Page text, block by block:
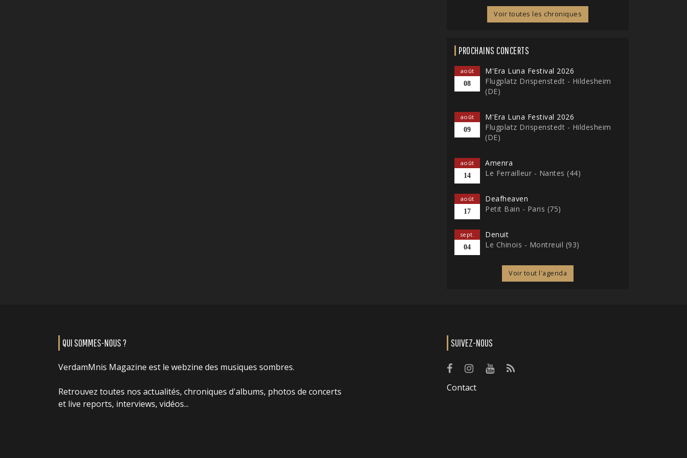
Voir toutes les chroniques
PROCHAINS CONCERTS
août
08
M'Era Luna Festival 2026
Flugplatz Drispenstedt - Hildesheim
(DE)
août
09
M'Era Luna Festival 2026
Flugplatz Drispenstedt - Hildesheim
(DE)
août
14
Amenra
Le Ferrailleur - Nantes (44)
août
17
Deafheaven
Petit Bain - Paris (75)
sept.
04
Denuit
Le Chinois - Montreuil (93)
Voir tout l'agenda
QUI SOMMES-NOUS ?
VerdamMnis Magazine est le webzine des musiques sombres.
Retrouvez toutes nos actualités, chroniques d'albums, photos de concerts
et live reports, interviews, vidéos...
SUIVEZ-NOUS
Contact